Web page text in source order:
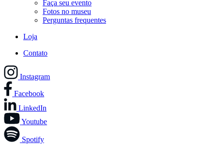
Faça seu evento
Fotos no museu
Perguntas frequentes
Loja
Contato
Instagram
Facebook
LinkedIn
Youtube
Spotify